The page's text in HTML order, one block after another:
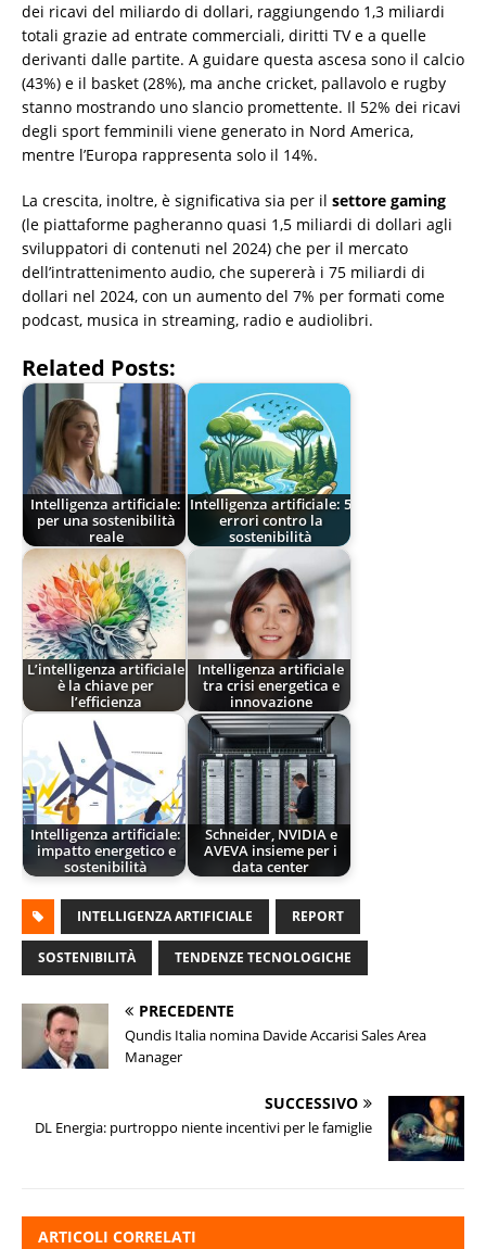
dei ricavi del miliardo di dollari, raggiungendo 1,3 miliardi
totali grazie ad entrate commerciali, diritti TV e a quelle
derivanti dalle partite. A guidare questa ascesa sono il calcio
(43%) e il basket (28%), ma anche cricket, pallavolo e rugby
stanno mostrando uno slancio promettente. Il 52% dei ricavi
degli sport femminili viene generato in Nord America,
mentre l’Europa rappresenta solo il 14%.
La crescita, inoltre, è significativa sia per il settore gaming
(le piattaforme pagheranno quasi 1,5 miliardi di dollari agli
sviluppatori di contenuti nel 2024) che per il mercato
dell’intrattenimento audio, che supererà i 75 miliardi di
dollari nel 2024, con un aumento del 7% per formati come
podcast, musica in streaming, radio e audiolibri.
Related Posts:
Intelligenza artificiale:
per una sostenibilità
reale
Intelligenza artificiale: 5
errori contro la
sostenibilità
L’intelligenza artificiale
è la chiave per
l’efficienza
Intelligenza artificiale
tra crisi energetica e
innovazione
Intelligenza artificiale:
impatto energetico e
sostenibilità
Schneider, NVIDIA e
AVEVA insieme per i
data center
INTELLIGENZA ARTIFICIALE REPORT
SOSTENIBILITÀ TENDENZE TECNOLOGICHE
PRECEDENTE
Qundis Italia nomina Davide Accarisi Sales Area
Manager
SUCCESSIVO
DL Energia: purtroppo niente incentivi per le famiglie
ARTICOLI CORRELATI